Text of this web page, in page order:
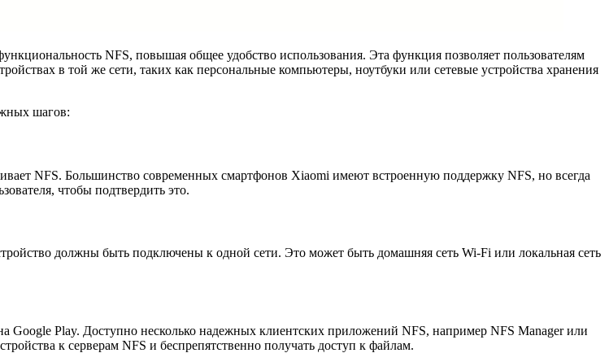
NFS, повышая общее удобство использования. Эта функция позволяет пользователям
в той же сети, таких как персональные компьютеры, ноутбуки или сетевые устройства хранения
шагов:
NFS. Большинство современных смартфонов Xiaomi имеют встроенную поддержку NFS, но всегда
чтобы подтвердить это.
должны быть подключены к одной сети. Это может быть домашняя сеть Wi-Fi или локальная сеть
Google Play. Доступно несколько надежных клиентских приложений NFS, например NFS Manager или
к серверам NFS и беспрепятственно получать доступ к файлам.